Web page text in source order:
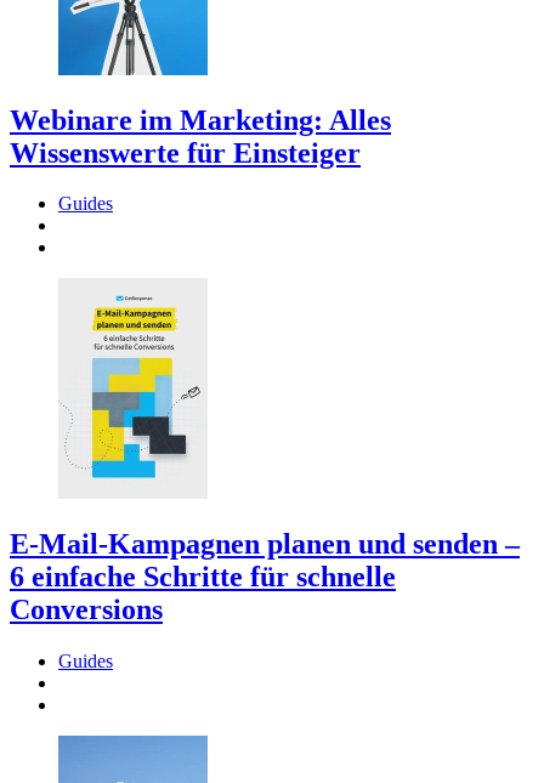
Webinare im Marketing: Alles
Wissenswerte für Einsteiger
Guides
E-Mail-Kampagnen planen und senden –
6 einfache Schritte für schnelle
Conversions
Guides